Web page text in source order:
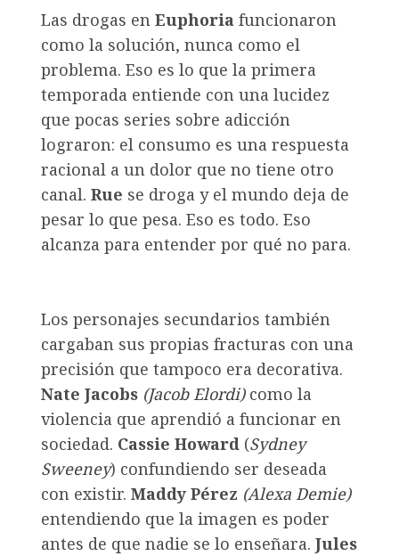
Las drogas en Euphoria funcionaron
como la solución, nunca como el
problema. Eso es lo que la primera
temporada entiende con una lucidez
que pocas series sobre adicción
lograron: el consumo es una respuesta
racional a un dolor que no tiene otro
canal. Rue se droga y el mundo deja de
pesar lo que pesa. Eso es todo. Eso
alcanza para entender por qué no para.
Los personajes secundarios también
cargaban sus propias fracturas con una
precisión que tampoco era decorativa.
Nate Jacobs (Jacob Elordi)como la
violencia que aprendió a funcionar en
sociedad. Cassie Howard (Sydney
Sweeney) confundiendo ser deseada
con existir. Maddy Pérez (Alexa Demie)
entendiendo que la imagen es poder
antes de que nadie se lo enseñara. Jules